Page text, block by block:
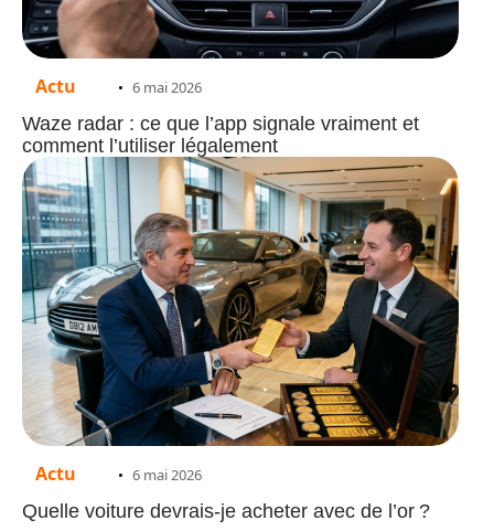
Actu 6 mai 2026
Waze radar : ce que l’app signale vraiment et
comment l’utiliser légalement
Actu 6 mai 2026
Quelle voiture devrais-je acheter avec de l’or ?